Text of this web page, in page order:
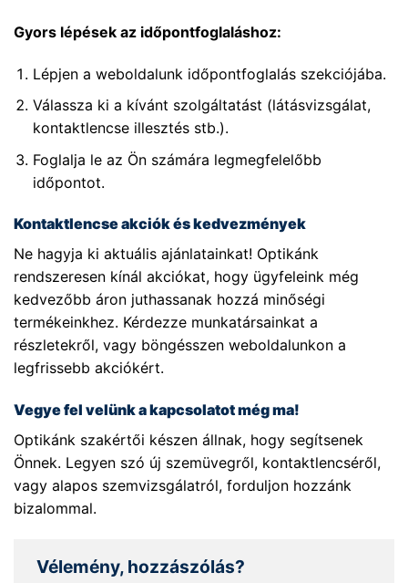
Gyors lépések az időpontfoglaláshoz:
Lépjen a weboldalunk időpontfoglalás szekciójába.
Válassza ki a kívánt szolgáltatást (látásvizsgálat,
kontaktlencse illesztés stb.).
Foglalja le az Ön számára legmegfelelőbb
időpontot.
Kontaktlencse akciók és kedvezmények
Ne hagyja ki aktuális ajánlatainkat! Optikánk
rendszeresen kínál akciókat, hogy ügyfeleink még
kedvezőbb áron juthassanak hozzá minőségi
termékeinkhez. Kérdezze munkatársainkat a
részletekről, vagy böngésszen weboldalunkon a
legfrissebb akciókért.
Vegye fel velünk a kapcsolatot még ma!
Optikánk szakértői készen állnak, hogy segítsenek
Önnek. Legyen szó új szemüvegről, kontaktlencséről,
vagy alapos szemvizsgálatról, forduljon hozzánk
bizalommal.
Vélemény, hozzászólás?